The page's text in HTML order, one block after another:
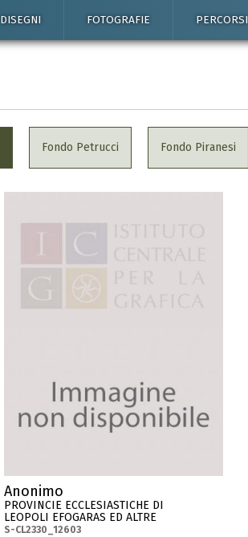
DISEGNI FOTOGRAFIE PERCORSI
Fondo Petrucci Fondo Piranesi
Anonimo
PROVINCIE ECCLESIASTICHE DI
LEOPOLI EFOGARAS ED ALTRE
S-CL2330_12603